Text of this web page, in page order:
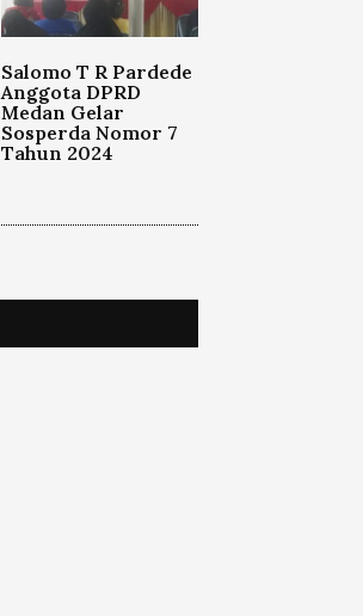
Salomo T R Pardede
Anggota DPRD
Medan Gelar
Sosperda Nomor 7
Tahun 2024